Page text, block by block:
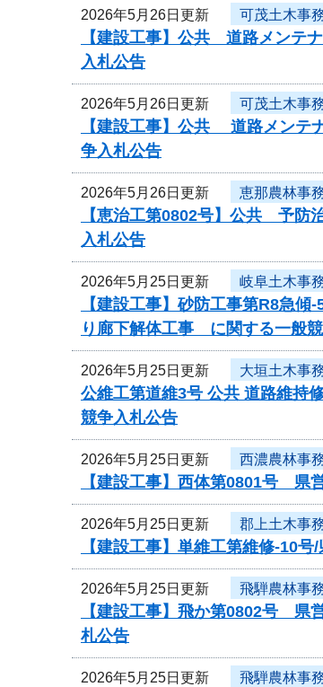
2026年5月26日更新 可茂土木事
【建設工事】公共 道路メンテ
入札公告
2026年5月26日更新 可茂土木事
【建設工事】公共 道路メンテ
争入札公告
2026年5月26日更新 恵那農林事
【恵治工第0802号】公共 予防
入札公告
2026年5月25日更新 岐阜土木事
【建設工事】砂防工事第R8急
り廊下解体工事 に関する一般
2026年5月25日更新 大垣土木事
公維工第道維3号 公共 道路維持
競争入札公告
2026年5月25日更新 西濃農林事
【建設工事】西体第0801号
2026年5月25日更新 郡上土木事
【建設工事】単維工第維修-10
2026年5月25日更新 飛騨農林事
【建設工事】飛か第0802号 県
札公告
2026年5月25日更新 飛騨農林事